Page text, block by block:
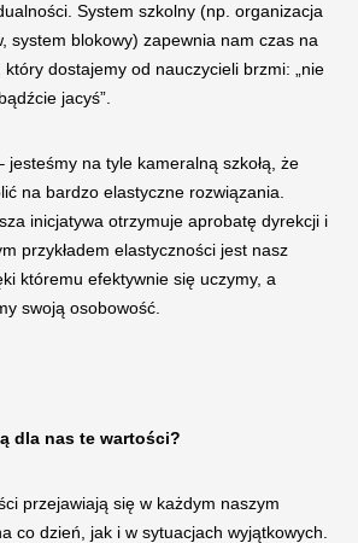
System szkolny (np. organizacja
system blokowy) zapewnia nam czas na
dostajemy od nauczycieli brzmi: „nie
jacyś”.
jesteśmy na tyle kameralną szkołą, że
na bardzo elastyczne rozwiązania.
inicjatywa otrzymuje aprobatę dyrekcji i
przykładem elastyczności jest nasz
któremu efektywnie się uczymy, a
swoją osobowość.
dla nas te wartości?
przejawiają się w każdym naszym
co dzień, jak i w sytuacjach wyjątkowych.